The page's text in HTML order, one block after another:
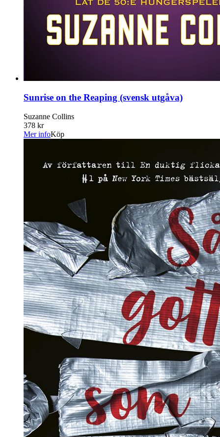
Sunrise on the Reaping (svensk utgåva)
Suzanne Collins
378 kr
Mer infoKöp